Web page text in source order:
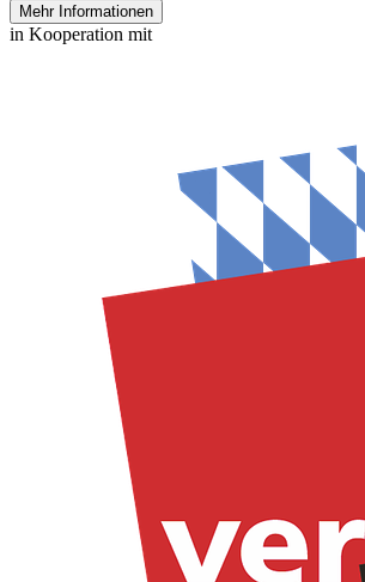
Mehr Informationen
in Kooperation mit